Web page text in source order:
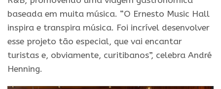
baseada em muita música. “O Ernesto Music Hall
inspira e transpira música. Foi incrível desenvolver
esse projeto tão especial, que vai encantar
turistas e, obviamente, curitibanos”, celebra André
Henning.